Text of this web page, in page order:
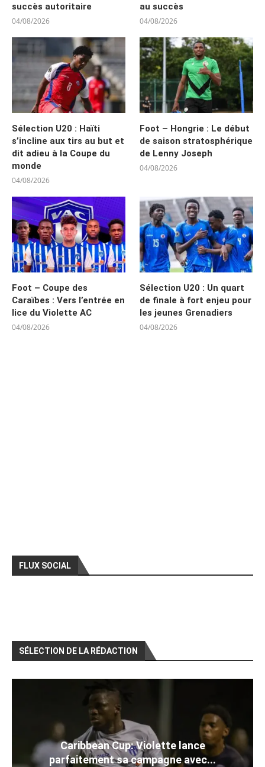
succès autoritaire
04/08/2026
au succès
04/08/2026
Sélection U20 : Haïti
s’incline aux tirs au but et
dit adieu à la Coupe du
monde
04/08/2026
Foot – Hongrie : Le début
de saison stratosphérique
de Lenny Joseph
04/08/2026
Foot – Coupe des
Caraïbes : Vers l’entrée en
lice du Violette AC
04/08/2026
Sélection U20 : Un quart
de finale à fort enjeu pour
les jeunes Grenadiers
04/08/2026
FLUX SOCIAL
SÉLECTION DE LA RÉDACTION
Caribbean Cup: Violette lance
parfaitement sa campagne avec...